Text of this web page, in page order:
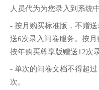
人员代为为您录入到系统中
- 按月购买标准版，不赠
送6次录入问卷服务。按月
按年购买尊享版赠送12次
- 单次的问卷文档不得超
次。